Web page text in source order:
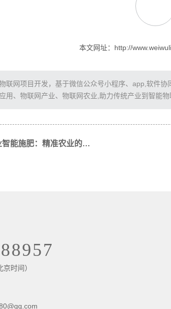
本文网址：http://
联网项目开发，基于微信公众号小程序、app,软件
用、物联网产业、物联网农业,助力传统产业到智能物
上一篇: 数字农业智能施肥：精准农业的未来之路
时间）